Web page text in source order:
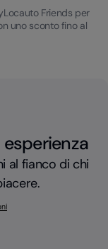
Friends per
uno sconto fino al
al fianco di chi